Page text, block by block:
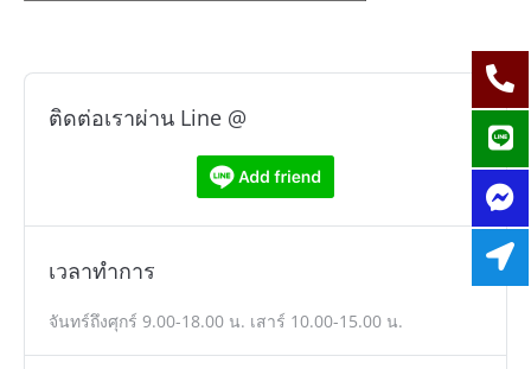
ติดต่อเราผ่าน Line @
เวลาทำการ
จันทร์ถึงศุกร์ 9.00-18.00 น. เสาร์ 10.00-15.00 น.